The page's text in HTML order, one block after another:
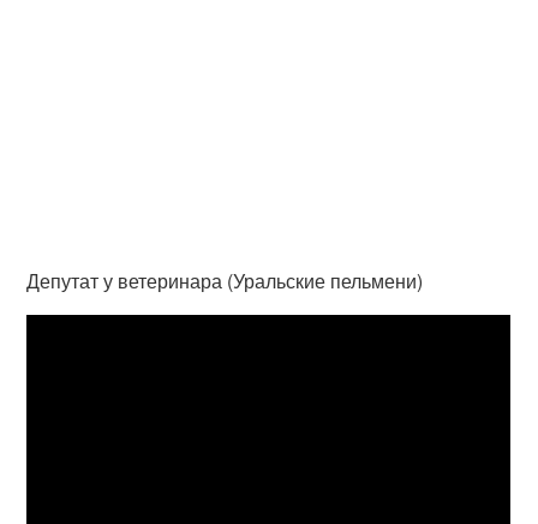
Депутат у ветеринара (Уральские пельмени)